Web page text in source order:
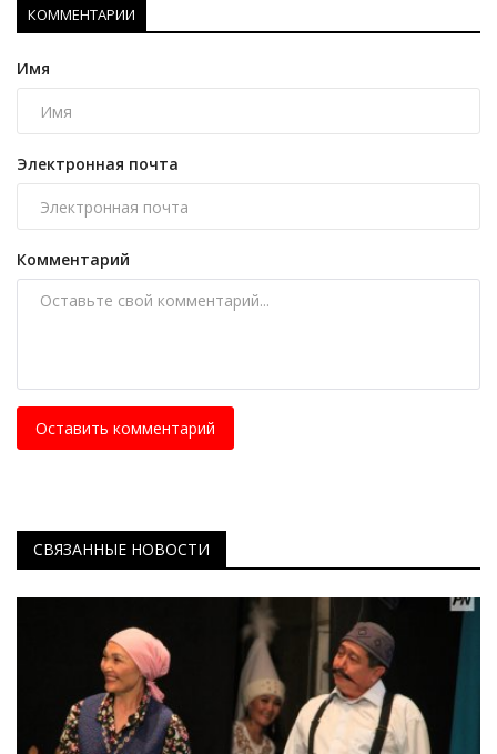
КОММЕНТАРИИ
Имя
Электронная почта
Комментарий
Оставить комментарий
СВЯЗАННЫЕ НОВОСТИ